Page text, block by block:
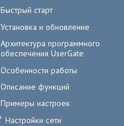
Быстрый старт
Установка и обновление
Архитектура программного
обеспечения UserGate
Особенности работы
Описание функций
Примеры настроек
Настройки сети